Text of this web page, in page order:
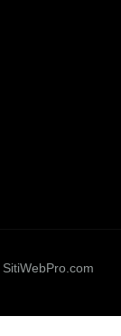
SitiWebPro.com